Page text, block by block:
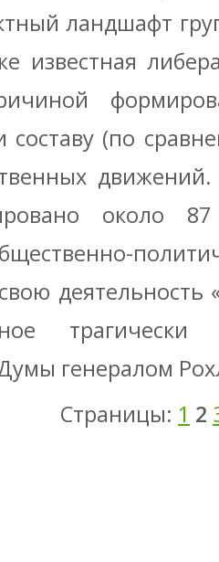
ландшафт
известная
составу (по
около
трагически
генералом
Страницы: 1 2